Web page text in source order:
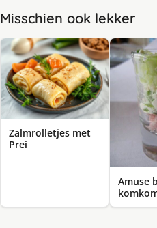
Misschien ook lekker
Zalmrolletjes met
Prei
Amuse